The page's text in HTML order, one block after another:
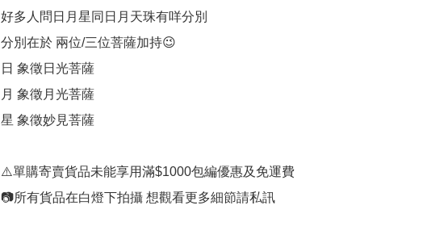
好多人問日月星同日月天珠有咩分別
分別在於 兩位/三位菩薩加持😉
日 象徵日光菩薩
月 象徵月光菩薩
星 象徵妙見菩薩
⚠️單購寄賣貨品未能享用滿$1000包編優惠及免運費
📷所有貨品在白燈下拍攝 想觀看更多細節請私訊